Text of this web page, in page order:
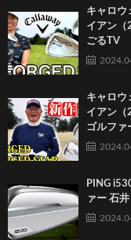
キャロウ
イアン（
ごるTV
キャロウ
イアン（
ゴルファ
PING
ァー 石